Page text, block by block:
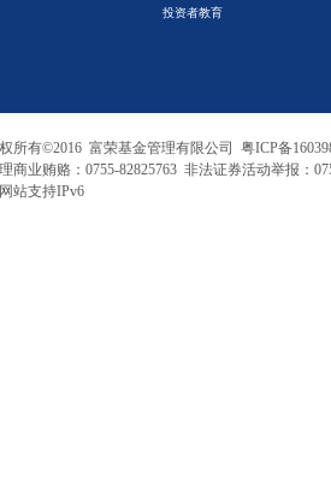
投资者教育
所有©2016 富荣基金管理有限公司 粤ICP备
商业贿赂：0755-82825763 非法证券活动举报：
站支持IPv6